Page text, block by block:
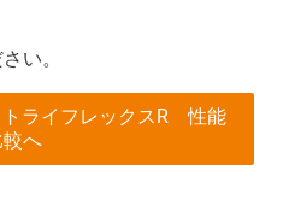
い。
トライフレックスR 性能
較へ